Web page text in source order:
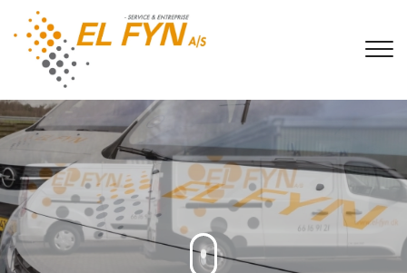
til
hovedindhold